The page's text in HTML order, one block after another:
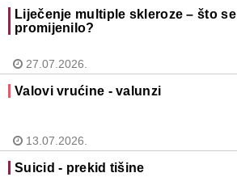
Liječenje multiple skleroze – što se
promijenilo?
27.07.2026.
Valovi vrućine - valunzi
13.07.2026.
Suicid - prekid tišine